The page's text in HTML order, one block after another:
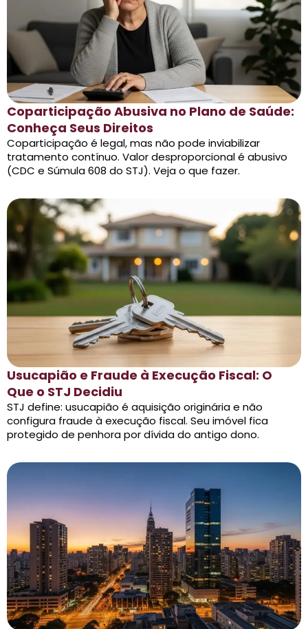
Coparticipação Abusiva no Plano de Saúde:
Conheça Seus Direitos
Coparticipação é legal, mas não pode inviabilizar
tratamento contínuo. Valor desproporcional é abusivo
(CDC e Súmula 608 do STJ). Veja o que fazer.
Usucapião e Fraude à Execução Fiscal: O
Que o STJ Decidiu
STJ define: usucapião é aquisição originária e não
configura fraude à execução fiscal. Seu imóvel fica
protegido de penhora por dívida do antigo dono.